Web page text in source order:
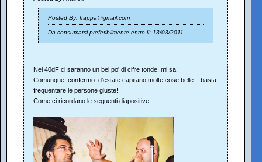
Posted By: frappa@gmail.com
Da consumarsi preferibilmente entro il: 13/03/2011
Nel 40dF ci saranno un bel po' di cifre tonde, mi sa!
Comunque, confermo: d'estate capitano molte cose belle... basta
frequentare le persone giuste!
Come ci ricordano le seguenti diapositive: